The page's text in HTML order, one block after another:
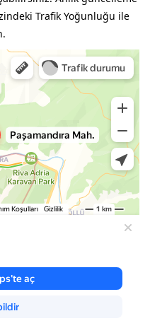
Trafik Yoğunluğu ile